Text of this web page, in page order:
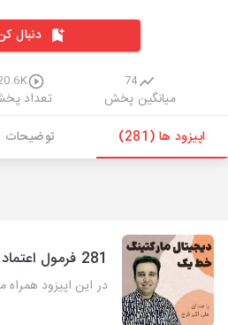
دنبال
74
میانگین پخش تعداد
اپیزود ها (281)
توضیحات
281 فرمول اعتماد
در این اپیزود همراه